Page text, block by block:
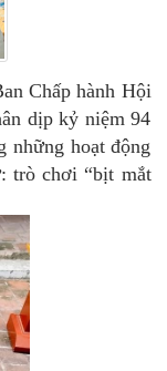
Chấp hành Hội
dịp kỷ niệm 94
những hoạt động
trò chơi “bịt mắt